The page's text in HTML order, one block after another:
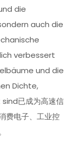
die
auch die
verbessert
und die
Dichte,
已成为高速信
费电子、工业控